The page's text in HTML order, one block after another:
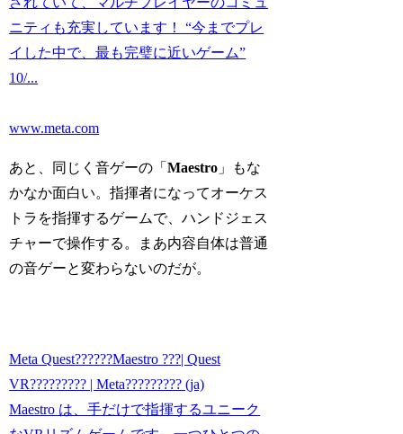
ニティも充実しています！ “今までプレ
イした中で、最も完璧に近いゲーム”
10/...
www.meta.com
あと、同じく音ゲーの「Maestro 」もな
かなか面白い。指揮者になってオーケス
トラを指揮するゲームで、ハンドジェス
チャーで操作する。まあ内容自体は普通
の音ゲーと変わらないのだが。
Meta Quest??????Maestro ???| Quest
VR????????? | Meta????????? (ja)
Maestro は、手だけで指揮するユニーク